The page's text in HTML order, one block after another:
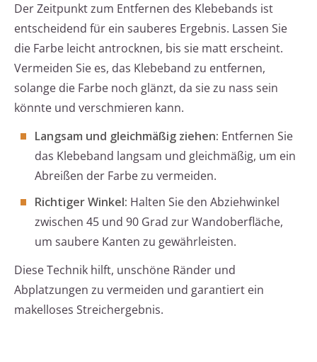
Der Zeitpunkt zum Entfernen des Klebebands ist
entscheidend für ein sauberes Ergebnis. Lassen Sie
die Farbe leicht antrocknen, bis sie matt erscheint.
Vermeiden Sie es, das Klebeband zu entfernen,
solange die Farbe noch glänzt, da sie zu nass sein
könnte und verschmieren kann.
Langsam und gleichmäßig ziehen: Entfernen Sie
das Klebeband langsam und gleichmäßig, um ein
Abreißen der Farbe zu vermeiden.
Richtiger Winkel: Halten Sie den Abziehwinkel
zwischen 45 und 90 Grad zur Wandoberfläche,
um saubere Kanten zu gewährleisten.
Diese Technik hilft, unschöne Ränder und
Abplatzungen zu vermeiden und garantiert ein
makelloses Streichergebnis.